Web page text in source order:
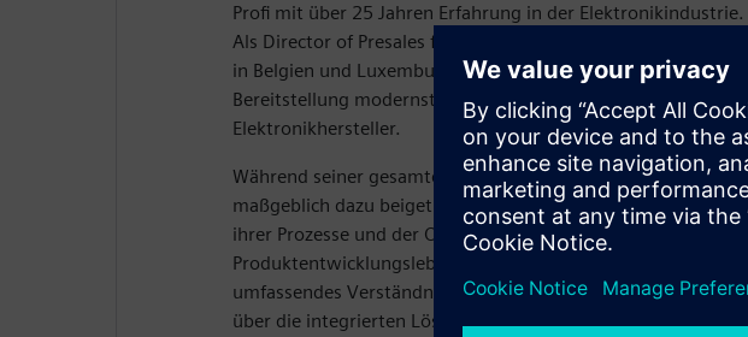
Profi mit über 25 Jahren Erfahrung in der Elektronikindustrie.
Als Director of Presales für Siemens Digital Industries Software
in Belgien und Luxemburg leitet er ein Expertenteam für die
Bereitstellung modernster Softwarelösungen für
Elektronikhersteller.
Während seiner gesamten Karriere bei Siemens hat Pieter
maßgeblich dazu beigetragen, Kunden bei der Digitalisierung
ihrer Prozesse und der Optimierung ihres
Produktentwicklungslebenszyklus zu unterstützen. Sein
umfassendes Verständnis der Branche und sein Fachwissen
über die integrierten Lösungen von Siemens für das